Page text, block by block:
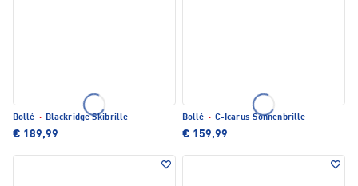
Bollé · Blackridge Skibrille
€ 189,99
Bollé · C-Icarus Sonnenbrille
€ 159,99